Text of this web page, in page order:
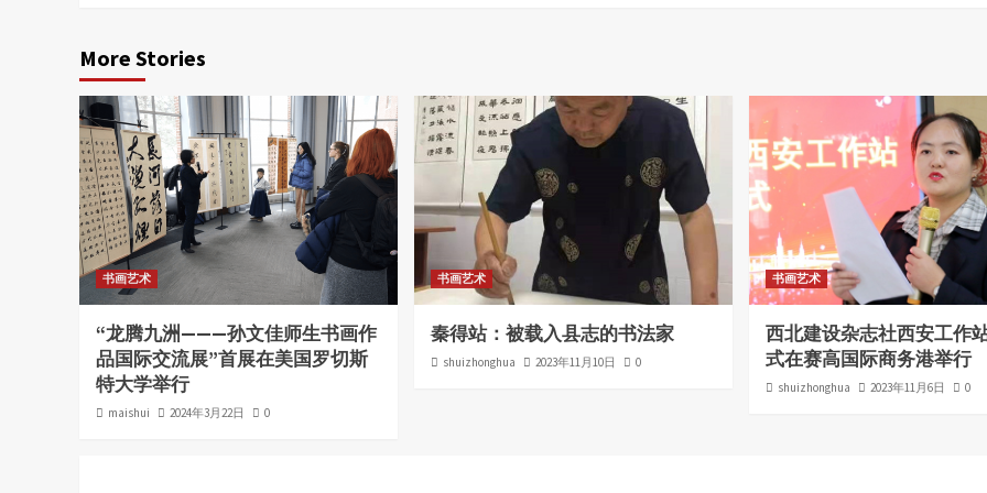
More Stories
书画艺术
“龙腾九洲———孙文佳师生书画作
品国际交流展”首展在美国罗切斯
特大学举行
maishui 2024年3月22日 0
书画艺术
秦得站：被载入县志的书法家
shuizhonghua 2023年11月10日 0
书画艺术
西北建设杂志社西安工作
式在赛高国际商务港举行
shuizhonghua 2023年11月6日 0